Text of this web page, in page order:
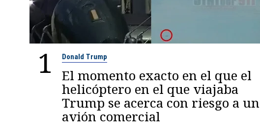
1 Donald Trump
El momento exacto en el que el
helicóptero en el que viajaba
Trump se acerca con riesgo a un
avión comercial